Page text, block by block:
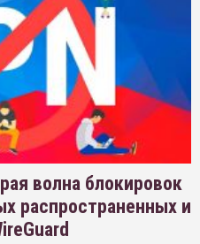
волна блокировок
распространенных и